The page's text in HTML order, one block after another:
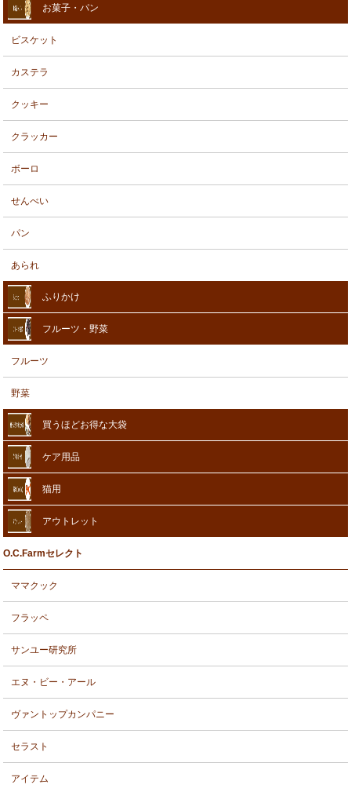
お菓子・パン
ビスケット
カステラ
クッキー
クラッカー
ボーロ
せんべい
パン
あられ
ふりかけ
フルーツ・野菜
フルーツ
野菜
買うほどお得な大袋
ケア用品
猫用
アウトレット
O.C.Farmセレクト
ママクック
フラッペ
サンユー研究所
エヌ・ビー・アール
ヴァントップカンパニー
セラスト
アイテム